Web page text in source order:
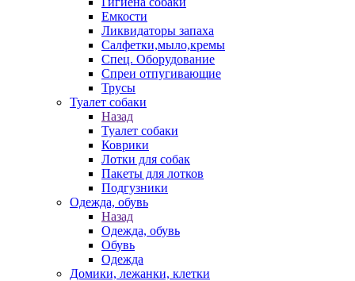
Емкости
Ликвидаторы запаха
Салфетки,мыло,кремы
Спец. Оборудование
Спреи отпугивающие
Трусы
Туалет собаки
Назад
Туалет собаки
Коврики
Лотки для собак
Пакеты для лотков
Подгузники
Одежда, обувь
Назад
Одежда, обувь
Обувь
Одежда
Домики, лежанки, клетки